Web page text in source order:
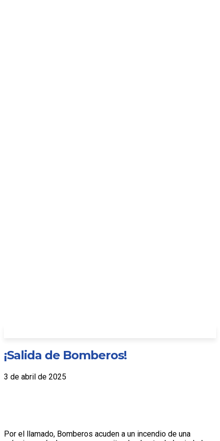
¡Salida de Bomberos!
3 de abril de 2025
Por el llamado, Bomberos acuden a un incendio de una